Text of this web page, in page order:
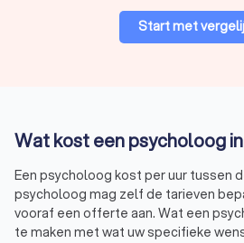
Start met
Wat kost een psycholoog
Een psycholoog kost per uur tussen
psycholoog mag zelf de tarieven
vooraf een offerte aan. Wat een
te maken met wat uw specifieke